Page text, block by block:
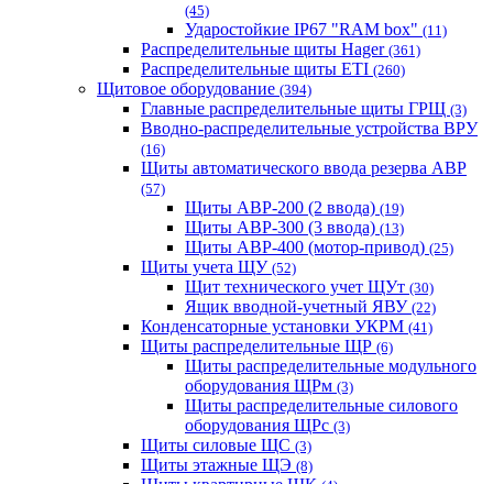
(45)
Ударостойкие IP67 "RAM box" (11)
Распределительные щиты Hager (361)
Распределительные щиты ETI (260)
Щитовое оборудование (394)
Главные распределительные щиты ГРЩ (3)
Вводно-распределительные устройства ВРУ
(16)
Щиты автоматического ввода резерва АВР
(57)
Щиты АВР-200 (2 ввода) (19)
Щиты АВР-300 (3 ввода) (13)
Щиты АВР-400 (мотор-привод) (25)
Щиты учета ЩУ (52)
Щит технического учет ЩУт (30)
Ящик вводной-учетный ЯВУ (22)
Конденсаторные установки УКРМ (41)
Щиты распределительные ЩР (6)
Щиты распределительные модульного
оборудования ЩРм (3)
Щиты распределительные силового
оборудования ЩРс (3)
Щиты силовые ЩС (3)
Щиты этажные ЩЭ (8)